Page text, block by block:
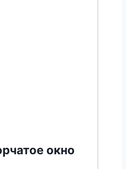
окно